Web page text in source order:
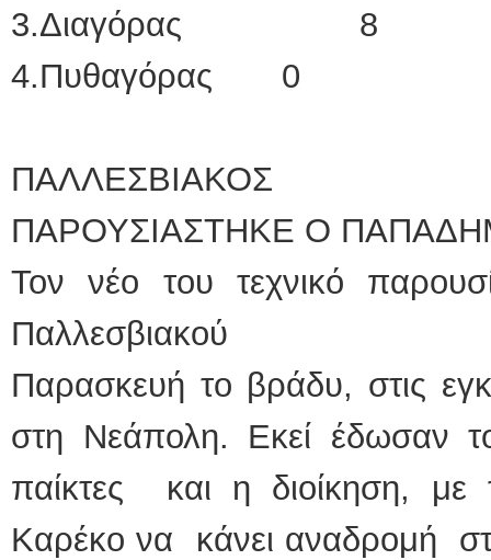
3.Διαγόρας 8
4.Πυθαγόρας 0
ΠΑΛΛΕΣΒΙΑΚΟΣ
ΠΑΡΟΥΣΙΑΣΤΗΚΕ Ο
Τον νέο του τεχνικό
Παρασκευή το βράδυ, στις
στη Νεάπολη. Εκεί έδωσαν
παίκτες και η διοίκηση,
Καρέκο να κάνει αναδρομή